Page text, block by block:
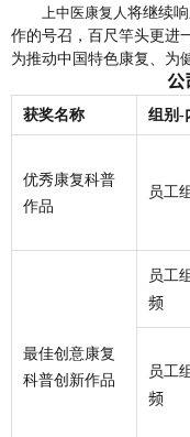
上中医康复人 将继续
作的号召，百尺竿头更进
为推动中国特色康复、为
公
获奖名称 组别 -
优秀康复科普
作品
员工
最佳创意康复
科普创新作品
员工
频
员工
频